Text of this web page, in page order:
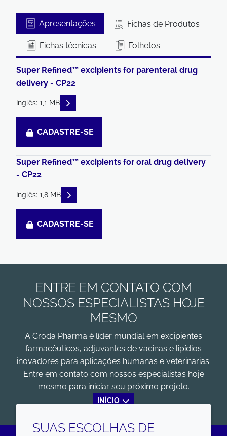
Apresentações Fichas de Produtos
Fichas técnicas Folhetos
Super Refined™ excipients for parenteral drug
delivery - CP22
Inglês: 1,1 MB READ DESCRIPTIONS
CADASTRE-SE
Super Refined™ excipients for oral drug delivery
- CP22
Inglês: 1,8 MB READ DESCRIPTIONS
CADASTRE-SE
ENTRE EM CONTATO COM
NOSSOS ESPECIALISTAS HOJE
MESMO
A Croda Pharma é líder mundial em excipientes
farmacêuticos, adjuvantes de vacinas e lipídios
inovadores para aplicações humanas e veterinárias.
Entre em contato com nossos especialistas hoje
mesmo para iniciar seu próximo projeto.
INÍCIO
SUAS ESCOLHAS DE